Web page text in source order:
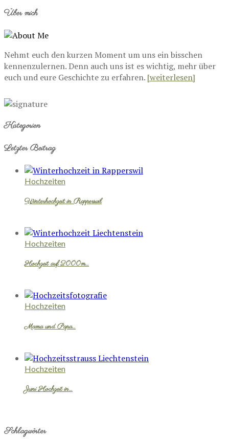
Über mich
Nehmt euch den kurzen Moment um uns ein bisschen
kennenzulernen. Denn auch uns ist es wichtig, mehr über
euch und eure Geschichte zu erfahren. [weiterlesen]
Kategorien
Letzter Beitrag
Hochzeiten
Winterhochzeit in Rapperswil
Hochzeiten
Hochzeit auf 2000m…
Hochzeiten
Mama und Papa…
Hochzeiten
Juni Hochzeit in…
Schlagwörter